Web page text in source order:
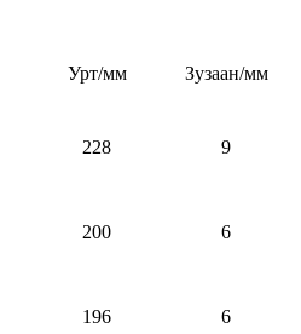
Урт/мм Зузаан/мм
228 9
200 6
196 6